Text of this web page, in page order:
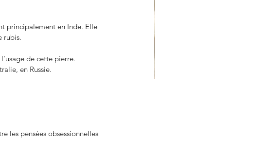
principalement en Inde. Elle
rubis.
de cette pierre.
en Russie.
les pensées obsessionnelles